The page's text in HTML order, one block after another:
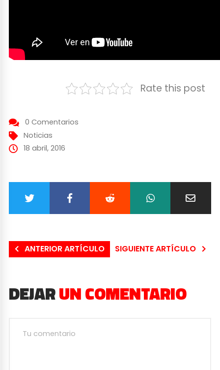
Rate this post
0 Comentarios
Noticias
18 abril, 2016
ANTERIOR ARTÍCULO SIGUIENTE ARTÍCULO
DEJARUN COMENTARIO